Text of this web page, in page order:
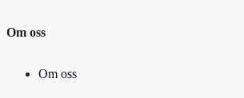
Om oss
Om oss